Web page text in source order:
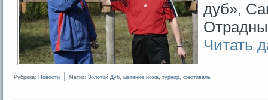
дуб»,
Читать
Рубрика: Новости | Метки: Золотой Дуб, метание ножа, турнир, фестиваль